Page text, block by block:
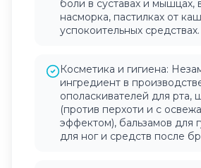
боли в суставах и мышцах,
насморка, пастилках от
успокоительных средствах.
Косметика и гигиена:
ингредиент в
ополаскивателей для рта,
(против перхоти и с
эффектом), бальзамов для
для ног и средств после